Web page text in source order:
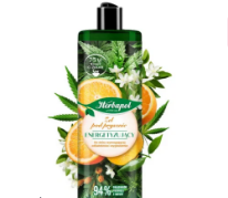
WYPRZEDAŻ